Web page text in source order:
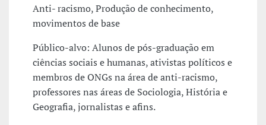
Anti- racismo, Produção de conhecimento,
movimentos de base
Público-alvo: Alunos de pós-graduação em
ciências sociais e humanas, ativistas políticos e
membros de ONGs na área de anti-racismo,
professores nas áreas de Sociologia, História e
Geografia, jornalistas e afins.